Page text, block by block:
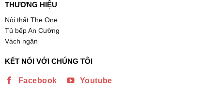
THƯƠNG HIỆU
Nội thất The One
Tủ bếp An Cường
Vách ngăn
KẾT NỐI VỚI CHÚNG TÔI
Facebook Youtube